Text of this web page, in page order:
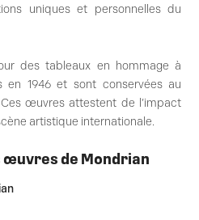
uniques et personnelles du
des tableaux en hommage à
en 1946 et sont conservées au
œuvres attestent de l’impact
artistique internationale.
de Mondrian